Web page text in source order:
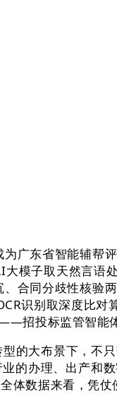
东省智能辅帮
模子取天然言
合同分歧性核
识别取深度比
招投标监管智能体
大布景下，不
的办理、出产和
数据来看，凭